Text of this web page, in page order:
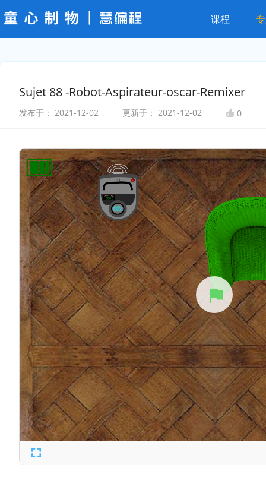
课程
Sujet 88 -Robot-Aspirateur-oscar-Remixer
发布于： 2021-12-02 更新于： 2021-12-02 0